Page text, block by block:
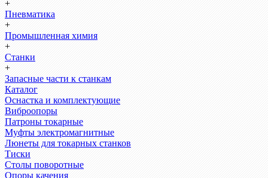
+
Пневматика
+
Промышленная химия
+
Станки
+
Запасные части к станкам
Каталог
Оснастка и комплектующие
Виброопоры
Патроны токарные
Муфты электромагнитные
Люнеты для токарных станков
Тиски
Столы поворотные
Опоры качения